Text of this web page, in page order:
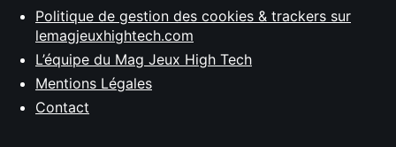
Politique de gestion des cookies & trackers sur
lemagjeuxhightech.com
L’équipe du Mag Jeux High Tech
Mentions Légales
Contact